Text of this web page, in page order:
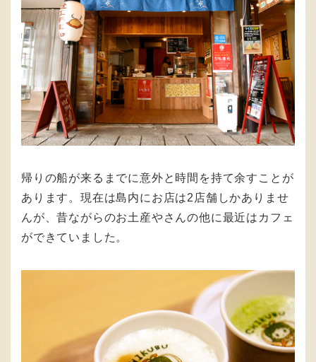
帰りの船が来るまでに意外と時間を持て余すことが
あります。現在は島内にお店は2店舗しかありませ
んが、昔ながらのお土産やさんの他に最近はカフェ
ができていました。